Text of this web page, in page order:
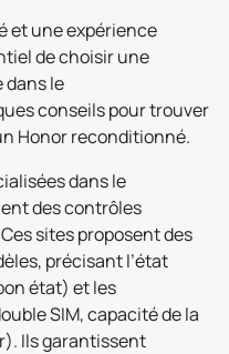
et une expérience
de choisir une
dans le
conseils pour trouver
Honor reconditionné.
dans le
des contrôles
sites proposent des
précisant l’état
état) et les
SIM, capacité de la
Ils garantissent